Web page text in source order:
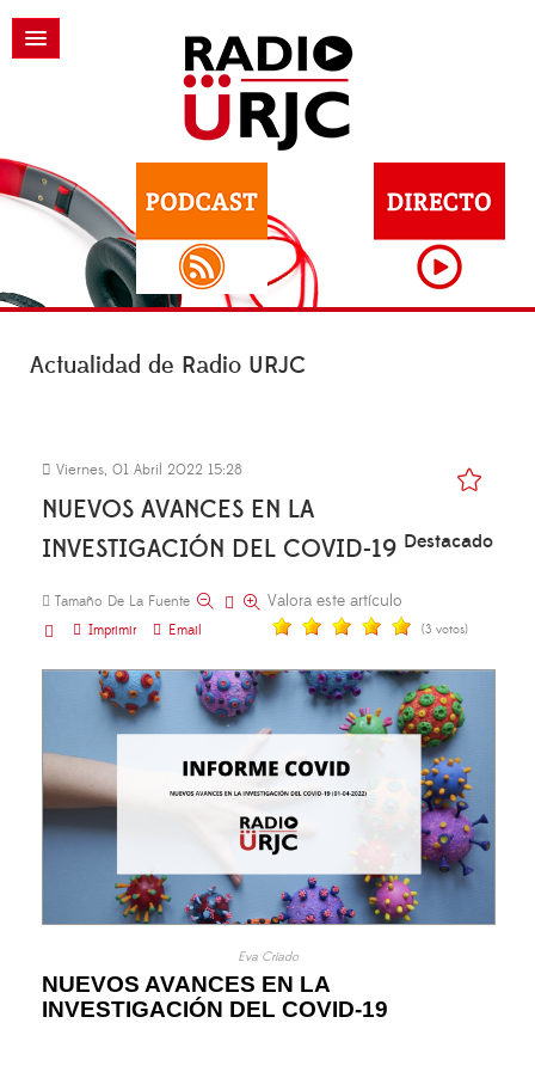
Actualidad de Radio URJC
Viernes, 01 Abril 2022 15:28
NUEVOS AVANCES EN LA
INVESTIGACIÓN DEL COVID-19 Destacado
Tamaño De La Fuente
Imprimir
Email
Valora este artículo
(3 votos)
Eva Criado
NUEVOS AVANCES EN LA
INVESTIGACIÓN DEL COVID-19